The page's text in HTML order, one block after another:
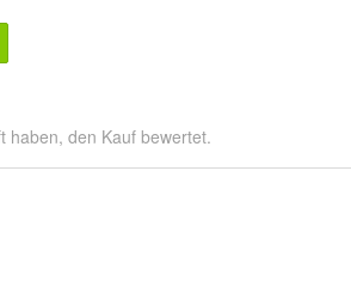
haben, den Kauf bewertet.